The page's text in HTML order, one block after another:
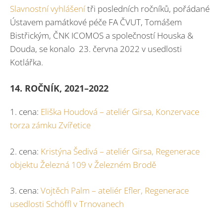
Slavnostní vyhlášenítři posledních ročníků, pořádané
Ústavem památkové péče FA ČVUT, Tomášem
Bistřickým, ČNK ICOMOS a společností Houska &
Douda, se konalo 23. června 2022 v usedlosti
Kotlářka.
14. ROČNÍK, 2021–2022
1. cena: Eliška Houdová – ateliér Girsa, Konzervace
torza zámku Zvířetice
2. cena: Kristýna Šedivá – ateliér Girsa, Regenerace
objektu Železná 109 v Železném Brodě
3. cena: Vojtěch Palm – ateliér Efler, Regenerace
usedlosti Schöffl v Trnovanech